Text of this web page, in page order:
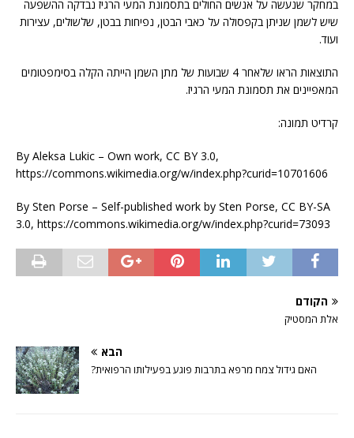
במחקר שנעשה על אנשים החולים בתסמונת המעי הרגיז נבדקה ההשפעה
שיש לשמן שניתן בקפסולה על כאבי הבטן, נפיחות בבטן, שלשולים, עצירות
ועוד.
התוצאות הראו שלאחר 4 שבועות של מתן השמן הייתה הקלה בסימפטומים
המאפיינים את תסמונת המעי הרגיז.
קרדיט תמונה:
By Aleksa Lukic – Own work, CC BY 3.0,
https://commons.wikimedia.org/w/index.php?curid=10701606
By Sten Porse – Self-published work by Sten Porse, CC BY-SA
3.0, https://commons.wikimedia.org/w/index.php?curid=73093
הקודם
אלת המסטיק
הבא
האם גידול צמח מרפא בתרבות פוגע בפעילותו הרפואית?